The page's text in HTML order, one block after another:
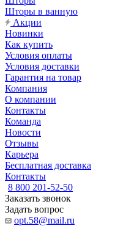
Шторы в ванную
Акции
Новинки
Как купить
Условия оплаты
Условия доставки
Гарантия на товар
Компания
О компании
Контакты
Команда
Новости
Отзывы
Карьера
Бесплатная доставка
Контакты
8 800 201-52-50
Заказать звонок
Задать вопрос
opt.58@mail.ru